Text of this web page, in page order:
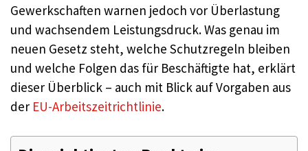
Gewerkschaften warnen jedoch vor Überlastung
und wachsendem Leistungsdruck. Was genau im
neuen Gesetz steht, welche Schutzregeln bleiben
und welche Folgen das für Beschäftigte hat, erklärt
dieser Überblick – auch mit Blick auf Vorgaben aus
der EU-Arbeitszeitrichtlinie.